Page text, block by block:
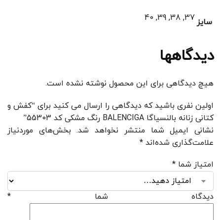
سایز 37, 38, 39, 40
دیدگاهها
هیچ دیدگاهی برای این محصول نوشته نشده است.
اولین نفری باشید که دیدگاهی را ارسال می کنید برای “کفش و
کتانی زنانه بالنسیاگا BALENCIGA رنگ مشکی کد 55303”
نشانی ایمیل شما منتشر نخواهد شد. بخش‌های موردنیاز
علامت‌گذاری شده‌اند *
امتیاز شما *
دیدگاه شما *